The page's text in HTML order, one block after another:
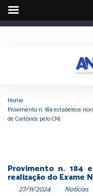
Home
Provimento n. 184 estabelece
de Cartórios pelo CNJ
Provimento n. 184
realização do Exame
27/11/2024 Notícias